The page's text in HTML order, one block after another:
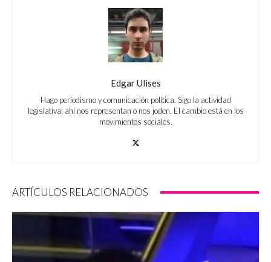
Edgar Ulises
Hago periodismo y comunicación política. Sigo la actividad
legislativa: ahí nos representan o nos joden. El cambio está en los
movimientos sociales.
ARTÍCULOS RELACIONADOS